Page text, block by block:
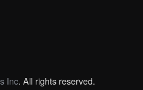
Inc. All rights reserved.